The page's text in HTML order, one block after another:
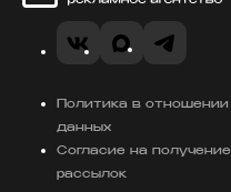
VK MAX
Политика в
данных
Согласие на
рассылок